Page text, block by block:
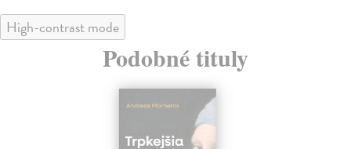
High-contrast mode
Podobné tituly